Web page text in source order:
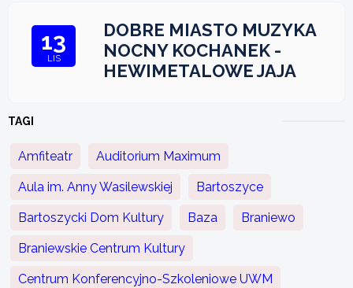
13
LIS
DOBRE MIASTO MUZYKA
NOCNY KOCHANEK -
HEWIMETALOWE JAJA
TAGI
Amfiteatr Auditorium Maximum
Aula im. Anny Wasilewskiej Bartoszyce
Bartoszycki Dom Kultury Baza Braniewo
Braniewskie Centrum Kultury
Centrum Konferencyjno-Szkoleniowe UWM